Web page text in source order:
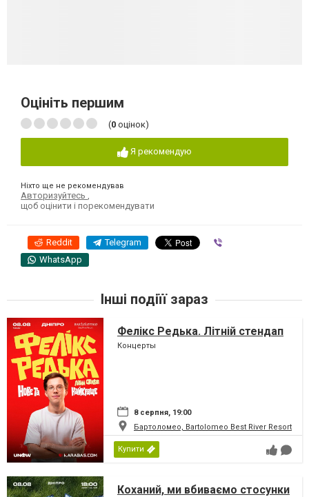
Оцініть першим
(0 оцінок)
Я рекомендую
Ніхто ще не рекомендував
Авторизуйтесь
щоб оцінити і порекомендувати
Reddit Telegram
WhatsApp
Інші подіїї зараз
Фелікс Редька. Літній стендап
Концерты
8 серпня, 19:00
Бартоломео, Bartolomeo Best River Resort
Купити
Коханий, ми вбиваємо стосунки